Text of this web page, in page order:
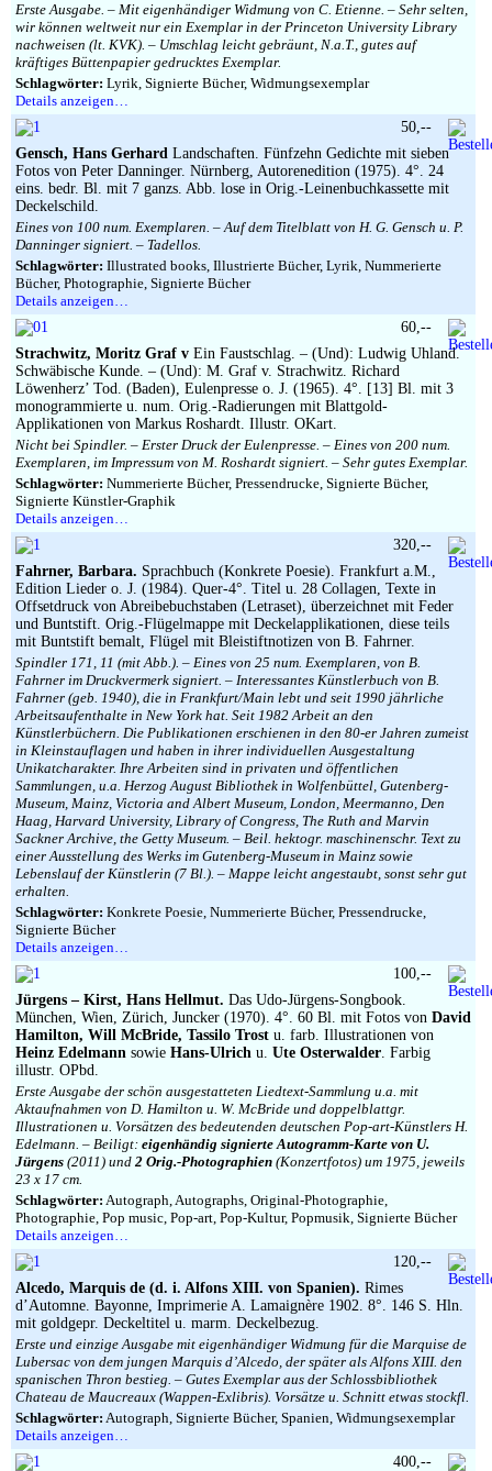
Erste Ausgabe. – Mit eigenhändiger Widmung von C. Etienne. – Sehr selten,
wir können weltweit nur ein Exemplar in der Princeton University Library
nachweisen (lt. KVK). – Umschlag leicht gebräunt, N.a.T., gutes auf
kräftiges Büttenpapier gedrucktes Exemplar.
Schlagwörter: Lyrik, Signierte Bücher, Widmungsexemplar
Details anzeigen…
Gensch, Hans Gerhard Landschaften. Fünfzehn Gedichte mit sieben
Fotos von Peter Danninger. Nürnberg, Autorenedition (1975). 4°. 24
eins. bedr. Bl. mit 7 ganzs. Abb. lose in Orig.-Leinenbuchkassette mit
Deckelschild.
Eines von 100 num. Exemplaren. – Auf dem Titelblatt von H. G. Gensch u. P.
Danninger signiert. – Tadellos.
Schlagwörter: Illustrated books, Illustrierte Bücher, Lyrik, Nummerierte
Bücher, Photographie, Signierte Bücher
Details anzeigen…
50,--
Strachwitz, Moritz Graf v Ein Faustschlag. – (Und): Ludwig Uhland.
Schwäbische Kunde. – (Und): M. Graf v. Strachwitz. Richard
Löwenherz’ Tod. (Baden), Eulenpresse o. J. (1965). 4°. [13] Bl. mit 3
monogrammierte u. num. Orig.-Radierungen mit Blattgold-
Applikationen von Markus Roshardt. Illustr. OKart.
Nicht bei Spindler. – Erster Druck der Eulenpresse. – Eines von 200 num.
Exemplaren, im Impressum von M. Roshardt signiert. – Sehr gutes Exemplar.
Schlagwörter: Nummerierte Bücher, Pressendrucke, Signierte Bücher,
Signierte Künstler-Graphik
Details anzeigen…
60,--
Fahrner, Barbara. Sprachbuch (Konkrete Poesie). Frankfurt a.M.,
Edition Lieder o. J. (1984). Quer-4°. Titel u. 28 Collagen, Texte in
Offsetdruck von Abreibebuchstaben (Letraset), überzeichnet mit Feder
und Buntstift. Orig.-Flügelmappe mit Deckelapplikationen, diese teils
mit Buntstift bemalt, Flügel mit Bleistiftnotizen von B. Fahrner.
Spindler 171, 11 (mit Abb.). – Eines von 25 num. Exemplaren, von B.
Fahrner im Druckvermerk signiert. – Interessantes Künstlerbuch von B.
Fahrner (geb. 1940), die in Frankfurt/Main lebt und seit 1990 jährliche
Arbeitsaufenthalte in New York hat. Seit 1982 Arbeit an den
Künstlerbüchern. Die Publikationen erschienen in den 80-er Jahren zumeist
in Kleinstauflagen und haben in ihrer individuellen Ausgestaltung
Unikatcharakter. Ihre Arbeiten sind in privaten und öffentlichen
Sammlungen, u.a. Herzog August Bibliothek in Wolfenbüttel, Gutenberg-
Museum, Mainz, Victoria and Albert Museum, London, Meermanno, Den
Haag, Harvard University, Library of Congress, The Ruth and Marvin
Sackner Archive, the Getty Museum. – Beil. hektogr. maschinenschr. Text zu
einer Ausstellung des Werks im Gutenberg-Museum in Mainz sowie
Lebenslauf der Künstlerin (7 Bl.). – Mappe leicht angestaubt, sonst sehr gut
erhalten.
Schlagwörter: Konkrete Poesie, Nummerierte Bücher, Pressendrucke,
Signierte Bücher
Details anzeigen…
320,--
Jürgens – Kirst, Hans Hellmut. Das Udo-Jürgens-Songbook.
München, Wien, Zürich, Juncker (1970). 4°. 60 Bl. mit Fotos von David
Hamilton, Will McBride, Tassilo Trost u. farb. Illustrationen von
Heinz Edelmann sowie Hans-Ulrich u. Ute Osterwalder. Farbig
illustr. OPbd.
Erste Ausgabe der schön ausgestatteten Liedtext-Sammlung u.a. mit
Aktaufnahmen von D. Hamilton u. W. McBride und doppelblattgr.
Illustrationen u. Vorsätzen des bedeutenden deutschen Pop-art-Künstlers H.
Edelmann. – Beiligt: eigenhändig signierte Autogramm-Karte von U.
Jürgens (2011) und 2 Orig.-Photographien (Konzertfotos) um 1975, jeweils
23 x 17 cm.
Schlagwörter: Autograph, Autographs, Original-Photographie,
Photographie, Pop music, Pop-art, Pop-Kultur, Popmusik, Signierte Bücher
Details anzeigen…
100,--
Alcedo, Marquis de (d. i. Alfons XIII. von Spanien). Rimes
d’Automne. Bayonne, Imprimerie A. Lamaignère 1902. 8°. 146 S. Hln.
mit goldgepr. Deckeltitel u. marm. Deckelbezug.
Erste und einzige Ausgabe mit eigenhändiger Widmung für die Marquise de
Lubersac von dem jungen Marquis d’Alcedo, der später als Alfons XIII. den
spanischen Thron bestieg. – Gutes Exemplar aus der Schlossbibliothek
Chateau de Maucreaux (Wappen-Exlibris). Vorsätze u. Schnitt etwas stockfl.
Schlagwörter: Autograph, Signierte Bücher, Spanien, Widmungsexemplar
Details anzeigen…
120,--
400,--